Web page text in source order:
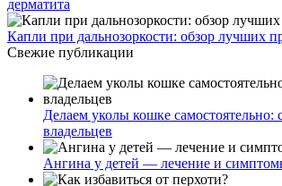
дерматита
Капли при дальнозоркости: обзор лучших
Свежие публикации
Делаем уколы кошке самостоятельно:
владельцев
Ангина у детей — лечение и